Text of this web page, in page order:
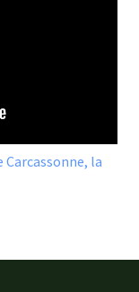
Carcassonne, la